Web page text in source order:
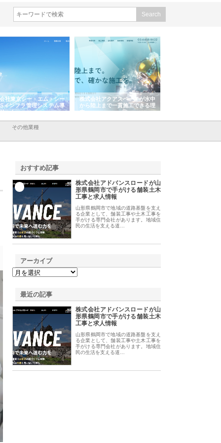
社アクアスペースが水中
上まで一貫施工できる理
株式会社地盤調査事務所が選ば
れ続ける理由と建設コンサルの
強み
その他業種
おすすめ記事
株式会社アドバンスロードが山
形県鶴岡市で手がける舗装土木
工事と求人情報
山形県鶴岡市で地域の道路基盤を支え
る企業として、舗装工事や土木工事を
手がける専門会社があります。地域住
民の生活を支える道…
アーカイブ
最近の記事
株式会社アドバンスロードが山
形県鶴岡市で手がける舗装土木
工事と求人情報
山形県鶴岡市で地域の道路基盤を支え
る企業として、舗装工事や土木工事を
手がける専門会社があります。地域住
民の生活を支える道…